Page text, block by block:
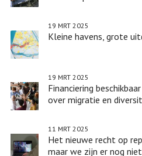
Kleine havens, grote
19 MRT 2025
Financiering
over migratie en
19 MRT 2025
Het nieuwe recht op
maar we zijn er nog niet
11 MRT 2025